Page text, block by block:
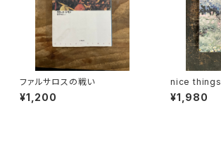
ファルサロスの戦い
¥1,200 ¥1,980